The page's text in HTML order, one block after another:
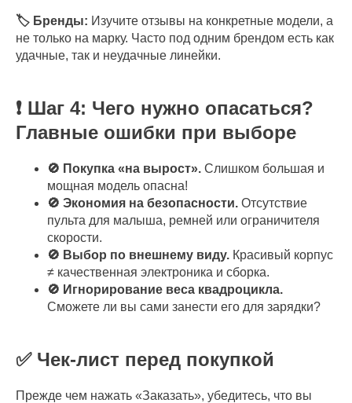
🏷️ Бренды: Изучите отзывы на конкретные модели, а
не только на марку. Часто под одним брендом есть как
удачные, так и неудачные линейки.
❗ Шаг 4: Чего нужно опасаться?
Главные ошибки при выборе
🚫 Покупка «на вырост». Слишком большая и
мощная модель опасна!
🚫 Экономия на безопасности. Отсутствие
пульта для малыша, ремней или ограничителя
скорости.
🚫 Выбор по внешнему виду. Красивый корпус
≠ качественная электроника и сборка.
🚫 Игнорирование веса квадроцикла.
Сможете ли вы сами занести его для зарядки?
✅ Чек-лист перед покупкой
Прежде чем нажать «Заказать», убедитесь, что вы